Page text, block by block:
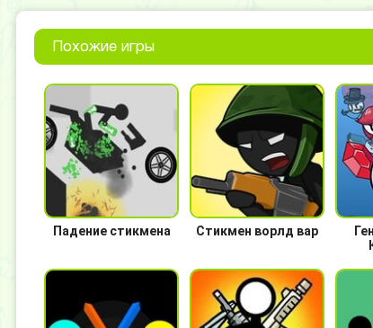
Похожие игры
Падение стикмена Стикмен ворлд вар